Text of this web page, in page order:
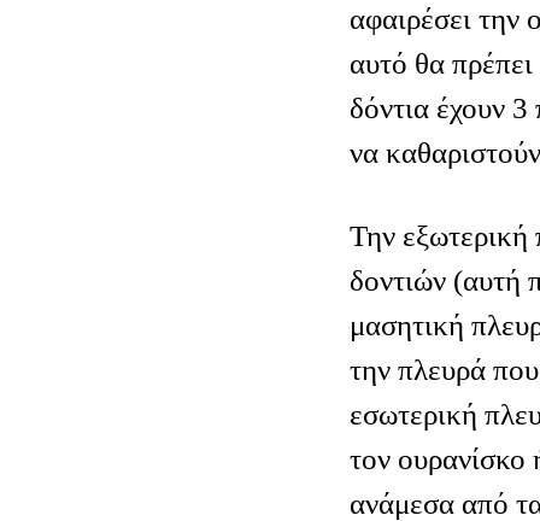
αφαιρέσει την
αυτό θα
δόντια έχουν
να
Την
δοντιών (αυτή
μασητική
την πλευρά
εσωτερική
τον
ανάμεσα από